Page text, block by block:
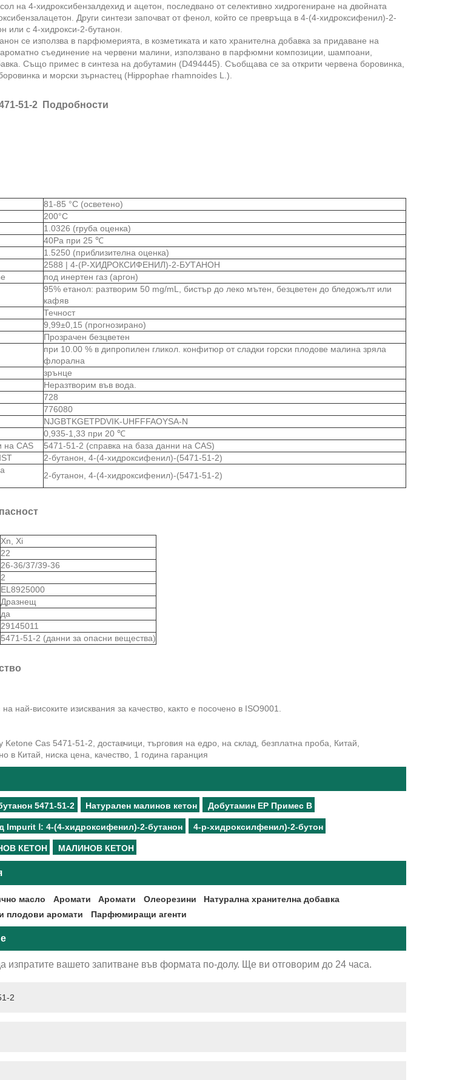
на 4-хидроксибензалдехид и ацетон, последвано от селективно хидрогениране на двойната
Други синтези започват от фенол, който се превръща в 4-(4-хидроксифенил)-2-
или с 4-хидрокси-2-бутанон.
се използва в парфюмерията, в козметиката и като хранителна добавка за придаване на
съединение на червени малини, използвано в парфюмни композиции, шампоани,
Също примес в синтеза на добутамин (D494445). Съобщава се за открити червена боровинка,
и морски зърнастец (Hippophae rhamnoides L.).
51-2 Подробности
81-85 °C (осветено)
200°C
1.0326 (груба оценка)
40Pa при 25 ℃
1.5250 (приблизителна оценка)
2588 | 4-(P-ХИДРОКСИФЕНИЛ)-2-БУТАНОН
под инертен газ (аргон)
95% етанол: разтворим 50 mg/mL, бистър до леко мътен, безцветен до бледожълт или
кафяв
Течност
9,99±0,15 (прогнозирано)
Прозрачен безцветен
при 10.00 % в дипропилен гликол. конфитюр от сладки горски плодове малина зряла
флорална
зрънце
Неразтворим във вода.
728
776080
NJGBTKGETPDVIK-UHFFFAOYSA-N
0,935-1,33 при 20 ℃
на CAS
5471-51-2 (справка на база данни на CAS)
2-бутанон, 4-(4-хидроксифенил)-(5471-51-2)
2-бутанон, 4-(4-хидроксифенил)-(5471-51-2)
Xn, Xi
22
26-36/37/39-36
2
EL8925000
Дразнещ
да
29145011
5471-51-2 (данни за опасни вещества)
най-високите изисквания за качество, както е посочено в ISO9001.
Cas 5471-51-2, доставчици, търговия на едро, на склад, безплатна проба, Китай,
в Китай, ниска цена, качество, 1 година гаранция
5471-51-2 Натурален малинов кетон Добутамин EP Примес B
Impurit Ⅰ: 4-(4-хидроксифенил)-2-бутанон 4-р-хидроксилфенил)-2-бутон
КЕТОН МАЛИНОВ КЕТОН
масло Аромати Аромати Олеорезини
Натурална хранителна добавка
плодови аромати Парфюмиращи агенти
изпратите вашето запитване във формата по-долу. Ще ви отговорим до 24 часа.